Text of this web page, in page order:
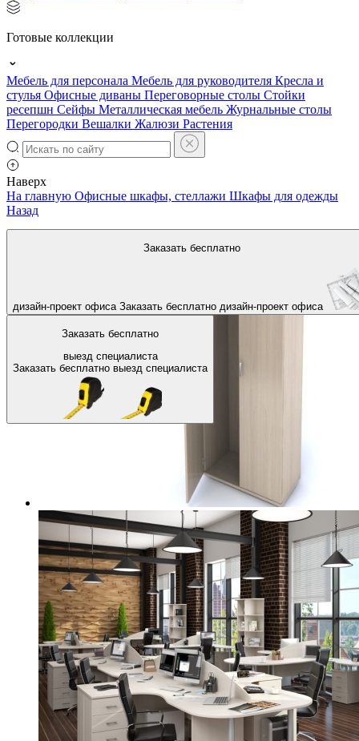
Готовые коллекции
Мебель для персонала Мебель для руководителя Кресла и
стулья Офисные диваны Переговорные столы Стойки
ресепшн Сейфы Металлическая мебель Журнальные столы
Перегородки Вешалки Жалюзи Растения
Наверх
Заказать бесплатно
дизайн-проект офиса Заказать бесплатно дизайн-проект офиса
Заказать бесплатно
выезд специалиста
Заказать бесплатно выезд специалиста
На главную Офисные шкафы, стеллажи Шкафы для одежды
Назад